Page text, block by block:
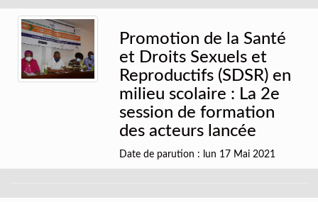
Promotion de la Santé
et Droits Sexuels et
Reproductifs (SDSR) en
milieu scolaire : La 2e
session de formation
des acteurs lancée
Date de parution : lun 17 Mai 2021